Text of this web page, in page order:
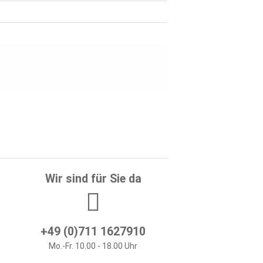
Wir sind für Sie da
+49 (0)711 1627910
Mo.-Fr. 10.00 - 18.00 Uhr